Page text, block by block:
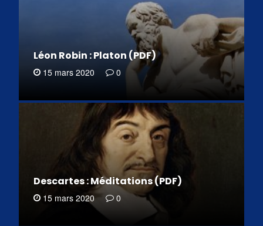
Léon Robin : Platon (PDF)
15 mars 2020 0
Descartes : Méditations (PDF)
15 mars 2020 0